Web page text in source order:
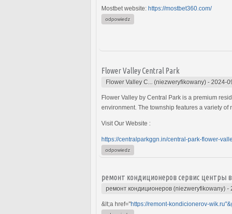
Mostbet website: https://mostbet360.com/
odpowiedz
Flower Valley Central Park
Flower Valley C... (niezweryfikowany) - 2024-
Flower Valley by Central Park is a premium
environment. The township features a variety
Visit Our Website :
https://centralparkggn.in/central-park-flower-
odpowiedz
ремонт кондиционеров сервис центры
ремонт кондиционеров (niezweryfikowany) -
&lt;a href="https://remont-kondicionerov-